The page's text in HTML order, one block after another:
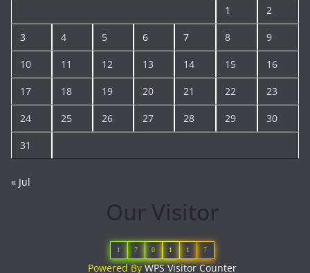
1 2
3 4 5 6 7 8 9
10 11 12 13 14 15 16
17 18 19 20 21 22 23
24 25 26 27 28 29 30
31
« Jul
Our Visitor
1 7 0 1 1 7
Powered ByWPS Visitor Counter